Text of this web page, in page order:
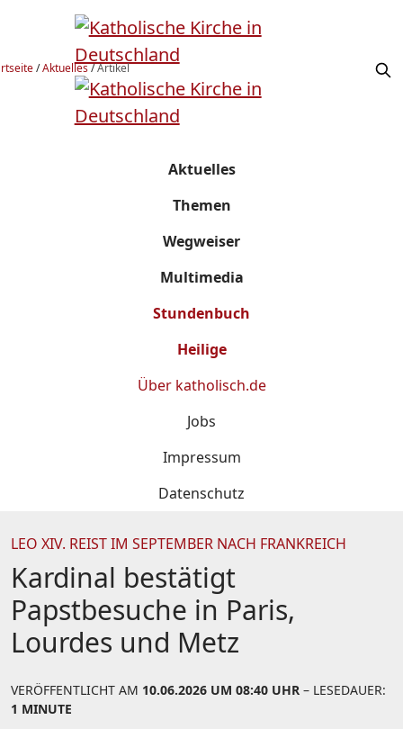
/Aktuelles/Artikel
Aktuelles
Themen
Wegweiser
Multimedia
Stundenbuch
Heilige
Über katholisch.de
Jobs
Impressum
Datenschutz
LEO XIV. REIST IM SEPTEMBER NACH FRANKREICH
Kardinal bestätigt
Papstbesuche in Paris,
Lourdes und Metz
VERÖFFENTLICHT AM 10.06.2026 UM 08:40 UHR – LESEDAUER:
1 MINUTE